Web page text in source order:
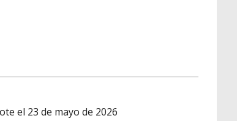
el 23 de mayo de 2026